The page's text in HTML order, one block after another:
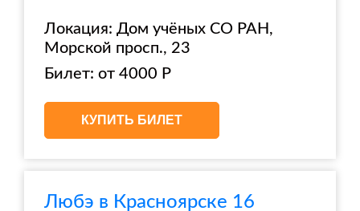
Локация: Дом учёных СО РАН,
Морской просп., 23
Билет: от 4000 Р
КУПИТЬ БИЛЕТ
Любэ в Красноярске 16